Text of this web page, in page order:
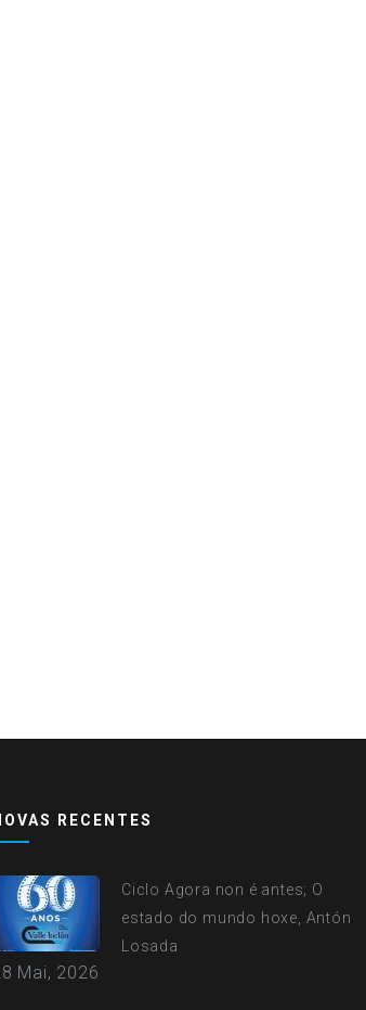
RECENTES
Ciclo Agora non é antes; O
estado do mundo hoxe, Antón
Losada
Mai, 2026